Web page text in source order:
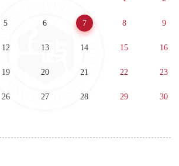
5 6 7 8 9
12 13 14 15 16
19 20 21 22 23
26 27 28 29 30